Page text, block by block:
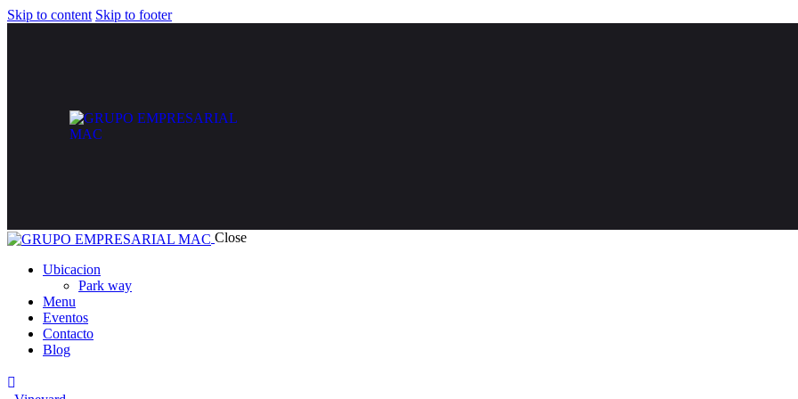
Skip to content Skip to footer
Close
Ubicacion
Park way
Menu
Eventos
Contacto
Blog